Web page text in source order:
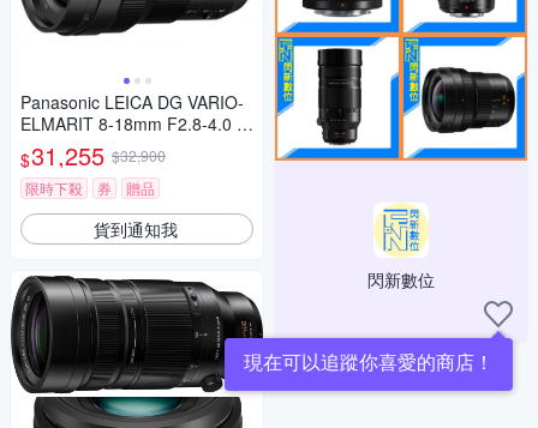
Panasonic LEICA DG VARIO-
ELMARIT 8-18mm F2.8-4.0 A
SPH. 廣角變焦鏡頭 公司貨
$31,255 $32,900
限時下殺
券 贈品
貨到通知我
閃新數位
現在可以追蹤你喜愛的商店！